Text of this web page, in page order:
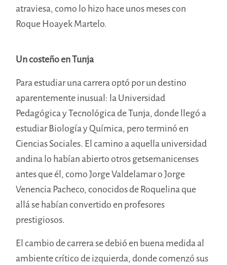
atraviesa, como lo hizo hace unos meses con
Roque Hoayek Martelo.
Un costeño en Tunja
Para estudiar una carrera optó por un destino
aparentemente inusual: la Universidad
Pedagógica y Tecnológica de Tunja, donde llegó a
estudiar Biología y Química, pero terminó en
Ciencias Sociales. El camino a aquella universidad
andina lo habían abierto otros getsemanicenses
antes que él, como Jorge Valdelamar o Jorge
Venencia Pacheco, conocidos de Roquelina que
allá se habían convertido en profesores
prestigiosos.
El cambio de carrera se debió en buena medida al
ambiente crítico de izquierda, donde comenzó sus